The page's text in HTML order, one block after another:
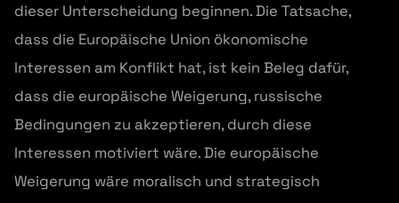
dieser Unterscheidung beginnen. Die Tatsache,
dass die Europäische Union ökonomische
Interessen am Konflikt hat, ist kein Beleg dafür,
dass die europäische Weigerung, russische
Bedingungen zu akzeptieren, durch diese
Interessen motiviert wäre. Die europäische
Weigerung wäre moralisch und strategisch